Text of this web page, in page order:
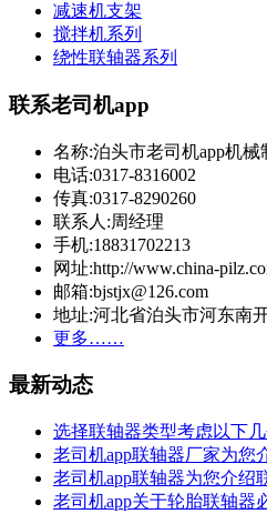
减速机支架
搅拌机系列
绕性联轴器系列
联系老司机app
名称:泊头市老司机app机械
电话:0317-8316002
传真:0317-8290260
联系人:周经理
手机:18831702213
网址:http://www.china-
邮箱:bjstjx@126.com
地址:河北省泊头市河东南
更多……
最新动态
选择联轴器类型考虑以下
老司机app联轴器厂家为您
老司机app联轴器为您介绍
老司机app关于轮胎联轴器